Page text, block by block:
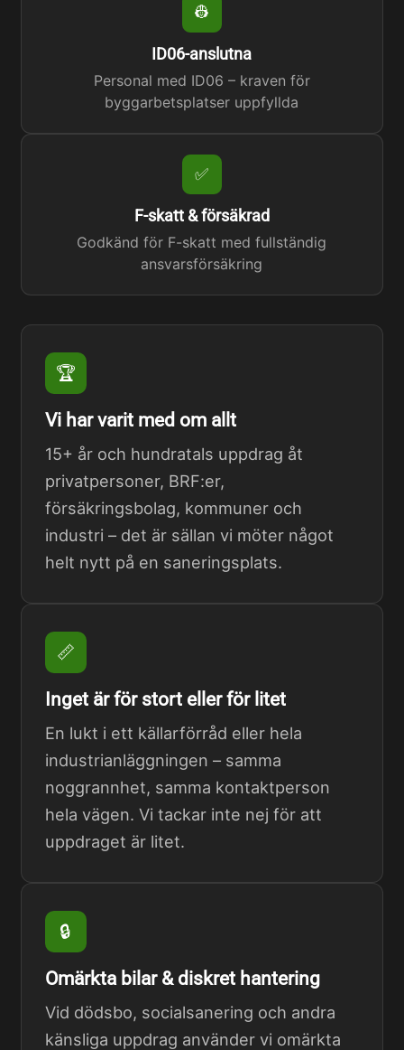
👷
ID06-anslutna
Personal med ID06 – kraven för
byggarbetsplatser uppfyllda
✅
F-skatt & försäkrad
Godkänd för F-skatt med fullständig
ansvarsförsäkring
🏆
Vi har varit med om allt
15+ år och hundratals uppdrag åt
privatpersoner, BRF:er,
försäkringsbolag, kommuner och
industri – det är sällan vi möter något
helt nytt på en saneringsplats.
📏
Inget är för stort eller för litet
En lukt i ett källarförråd eller hela
industrianläggningen – samma
noggrannhet, samma kontaktperson
hela vägen. Vi tackar inte nej för att
uppdraget är litet.
🔒
Omärkta bilar & diskret hantering
Vid dödsbo, socialsanering och andra
känsliga uppdrag använder vi omärkta